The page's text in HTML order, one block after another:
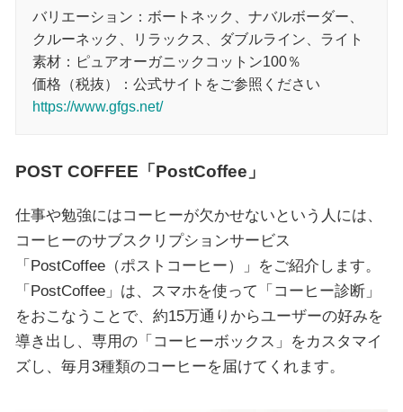
バリエーション：ボートネック、ナバルボーダー、
クルーネック、リラックス、ダブルライン、ライト
素材：ピュアオーガニックコットン100％
価格（税抜）：公式サイトをご参照ください
https://www.gfgs.net/
POST COFFEE「PostCoffee」
仕事や勉強にはコーヒーが欠かせないという人には、
コーヒーのサブスクリプションサービス
「PostCoffee（ポストコーヒー）」をご紹介します。
「PostCoffee」は、スマホを使って「コーヒー診断」
をおこなうことで、約15万通りからユーザーの好みを
導き出し、専用の「コーヒーボックス」をカスタマイ
ズし、毎月3種類のコーヒーを届けてくれます。